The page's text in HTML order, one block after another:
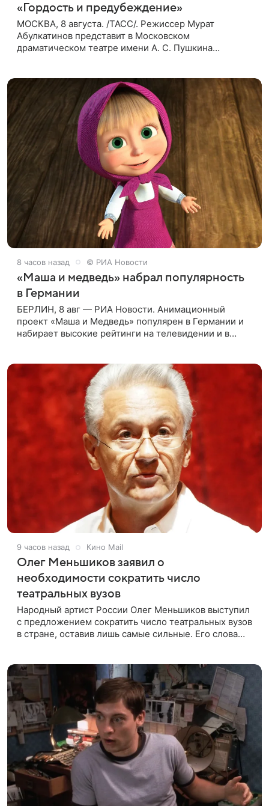
«Гордость и предубеждение»
МОСКВА, 8 августа. /ТАСС/. Режиссер Мурат
Абулкатинов представит в Московском
драматическом театре имени А. С. Пушкина
8 часов назад © РИА Новости
«Маша и медведь» набрал популярность
в Германии
БЕРЛИН, 8 авг — РИА Новости. Анимационный
проект «Маша и Медведь» популярен в Германии и
набирает высокие рейтинги на телевидении и в
9 часов назад Кино Mail
Олег Меньшиков заявил о
необходимости сократить число
театральных вузов
Народный артист России Олег Меньшиков выступил
с предложением сократить число театральных вузов
в стране, оставив лишь самые сильные. Его слова